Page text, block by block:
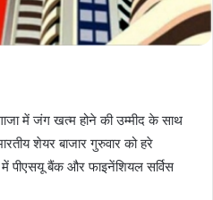
में जंग खत्म होने की उम्मीद के साथ
शेयर बाजार गुरुवार को हरे
पीएसयू बैंक और फाइनेंशियल सर्विस